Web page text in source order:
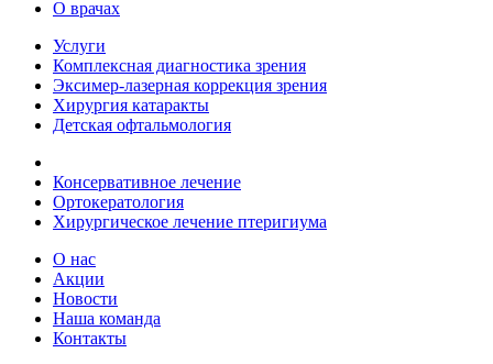
О врачах
Услуги
Комплексная диагностика зрения
Эксимер-лазерная коррекция зрения
Хирургия катаракты
Детская офтальмология
Консервативное лечение
Ортокератология
Хирургическое лечение птеригиума
О нас
Акции
Новости
Наша команда
Контакты